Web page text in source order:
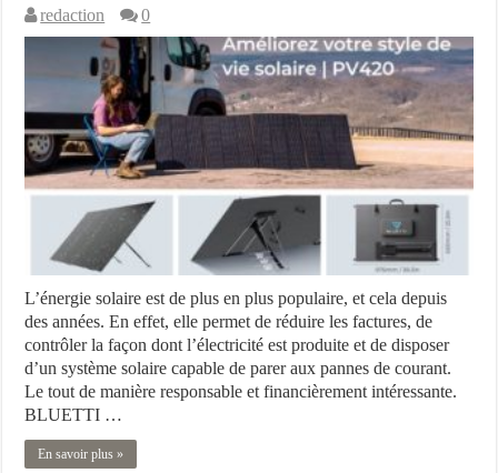
redaction
0
L’énergie solaire est de plus en plus populaire, et cela depuis
des années. En effet, elle permet de réduire les factures, de
contrôler la façon dont l’électricité est produite et de disposer
d’un système solaire capable de parer aux pannes de courant.
Le tout de manière responsable et financièrement intéressante.
BLUETTI …
En savoir plus »